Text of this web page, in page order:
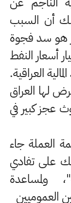
أن السبب
هو سد فجوة
2021 بعد انهيار أسعار النفط
العراقية.
لها العراق
عجز كبير في
العملة جاء
على تفادي
ولمساعدة
العموميين